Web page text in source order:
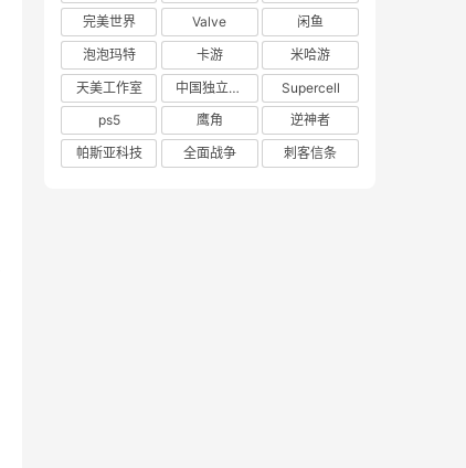
完美世界
Valve
闲鱼
泡泡玛特
卡游
米哈游
天美工作室
中国独立游戏联盟
Supercell
ps5
鹰角
逆神者
帕斯亚科技
全面战争 刺客信条